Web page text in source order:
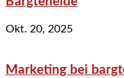
Okt. 20, 2025
Marketing bei